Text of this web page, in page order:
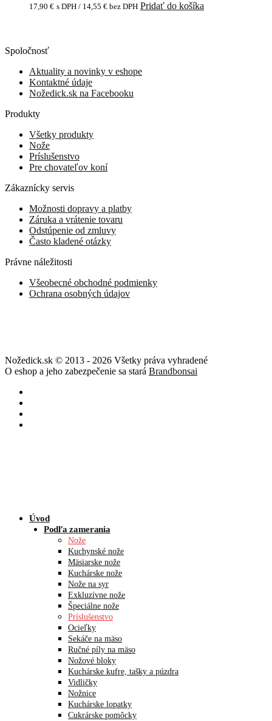
17,90 € s DPH / 14,55 € bez DPH Pridať do košíka
Spoločnosť
Aktuality a novinky v eshope
Kontaktné údaje
Nožedick.sk na Facebooku
Produkty
Všetky produkty
Nože
Príslušenstvo
Pre chovateľov koní
Zákaznícky servis
Možnosti dopravy a platby
Záruka a vrátenie tovaru
Odstúpenie od zmluvy
Často kladené otázky
Právne náležitosti
Všeobecné obchodné podmienky
Ochrana osobných údajov
Nožedick.sk © 2013 - 2026 Všetky práva vyhradené
O eshop a jeho zabezpečenie sa stará Brandbonsai
Úvod
Podľa zamerania
Nože
Kuchynské nože
Mäsiarske nože
Kuchárske nože
Nože na syr
Exkluzívne nože
Špeciálne nože
Príslušenstvo
Ocieľky
Sekáče na mäso
Ručné píly na mäso
Nožové bloky
Kuchárske kufre, tašky a púzdra
Vidličky
Nožnice
Kuchárske lopatky
Cukrárske pomôcky